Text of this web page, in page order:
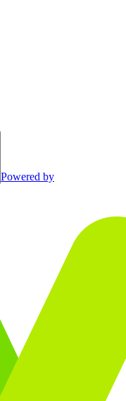
Powered by